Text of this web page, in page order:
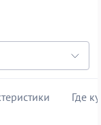
Где